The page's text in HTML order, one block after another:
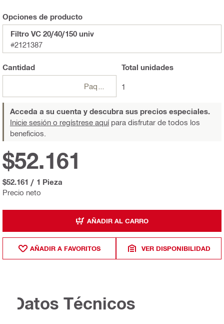
Opciones de producto
Filtro VC 20/40/150 univ
#2121387
Cantidad Total unidades
1
Acceda a su cuenta y descubra sus precios especiales.
Inicie sesión o regístrese aquípara disfrutar de todos los
beneficios.
Precio neto
$52.161
$52.161 / 1 Pieza
AÑADIR AL CARRO
AÑADIR A FAVORITOS VER DISPONIBILIDAD
Datos Técnicos